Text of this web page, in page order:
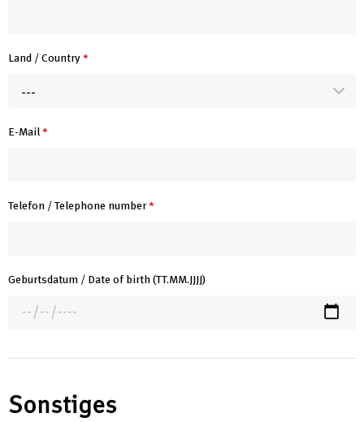
Land / Country*
---
E-Mail*
Telefon / Telephone number*
Geburtsdatum / Date of birth (TT.MM.JJJJ)
Sonstiges